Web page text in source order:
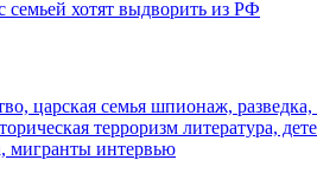
семьей хотят выдворить из РФ
царская семья шпионаж, разведка,
терроризм литература,
мигранты интервью